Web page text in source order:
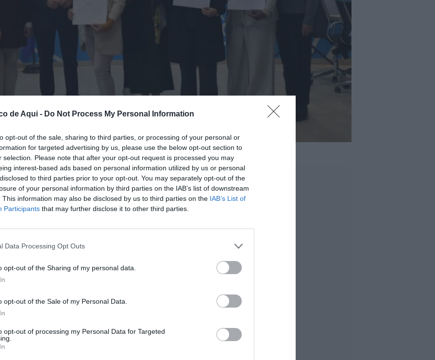
de Aqui - Do Not Process My Personal Information
opt-out of the sale, sharing to third parties, or processing of your personal or
for targeted advertising by us, please use the below opt-out section to
selection. Please note that after your opt-out request is processed you may
interest-based ads based on personal information utilized by us or personal
to third parties prior to your opt-out. You may separately opt-out of the
of your personal information by third parties on the IAB’s list of downstream
This information may also be disclosed by us to third parties on the IAB’s List of
Participants that may further disclose it to other third parties.
Data Processing Opt Outs
opt-out of the Sharing of my personal data.
opt-out of the Sale of my Personal Data.
opt-out of processing my Personal Data for Targeted
de Benidorm. /EPDA
fuente preferida de Google de forma gratuita.
este jueves sus diplomas tras
que ofreció durante el mes de septiembre
de un programa voluntario promovido
la inserción social y laboral de
en la Comunitat. Este servicio, que está
de Integración de las Personas
permite a las personas extranjeras
valores y reglas de convivencia
sus derechos y deberes, de la estructura
de la Comunitat Valenciana, para
que viven y estrechar lazos con la